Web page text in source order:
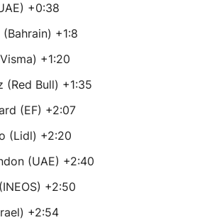
+0:38
+1:8
+1:20
(Red Bull) +1:35
(EF) +2:07
(Lidl) +2:20
(UAE) +2:40
+2:50
+2:54